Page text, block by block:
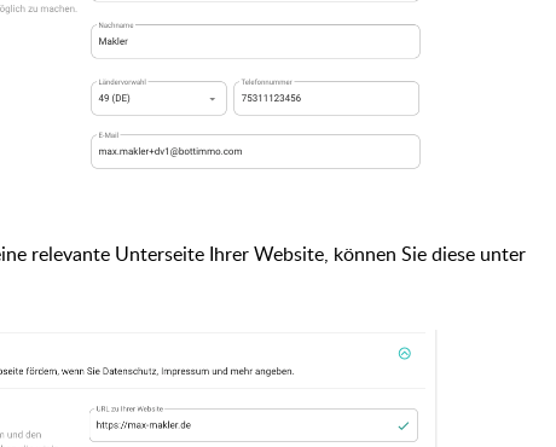
relevante Unterseite Ihrer Website, können Sie diese unter